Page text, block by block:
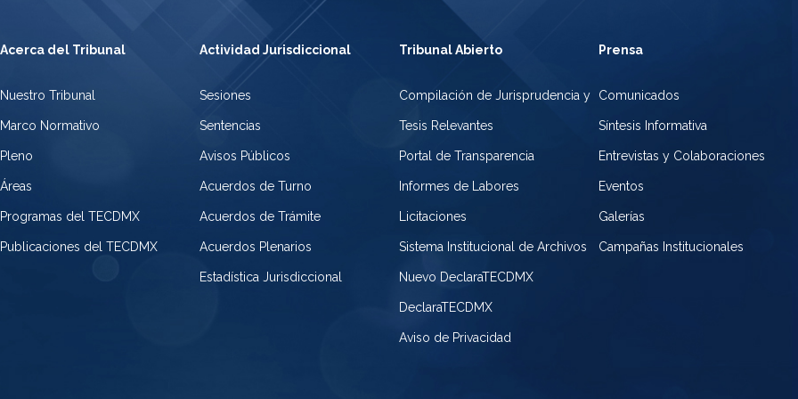
Acerca del Tribunal
Nuestro Tribunal
Marco Normativo
Pleno
Áreas
Programas del TECDMX
Publicaciones del TECDMX
Actividad Jurisdiccional
Sesiones
Sentencias
Avisos Públicos
Acuerdos de Turno
Acuerdos de Trámite
Acuerdos Plenarios
Estadística Jurisdiccional
Tribunal Abierto
Compilación de Jurisprudencia y
Tesis Relevantes
Portal de Transparencia
Informes de Labores
Licitaciones
Sistema Institucional de Archivos
Nuevo DeclaraTECDMX
DeclaraTECDMX
Aviso de Privacidad
Prensa
Comunicados
Síntesis Informativa
Entrevistas y Colaboraciones
Eventos
Galerías
Campañas Institucionales